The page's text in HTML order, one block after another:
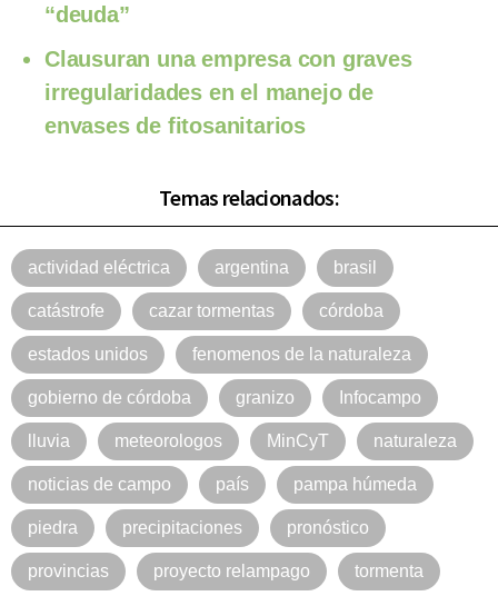
“deuda”
Clausuran una empresa con graves
irregularidades en el manejo de
envases de fitosanitarios
Temas relacionados:
actividad eléctrica argentina brasil
catástrofe cazar tormentas córdoba
estados unidos fenomenos de la naturaleza
gobierno de córdoba granizo Infocampo
lluvia meteorologos MinCyT naturaleza
noticias de campo país pampa húmeda
piedra precipitaciones pronóstico
provincias proyecto relampago tormenta